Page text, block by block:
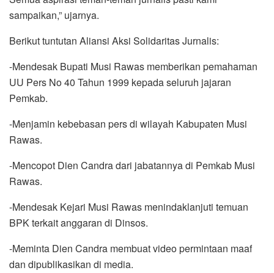
sampaikan,” ujarnya.
Berikut tuntutan Aliansi Aksi Solidaritas Jurnalis:
-Mendesak Bupati Musi Rawas memberikan pemahaman
UU Pers No 40 Tahun 1999 kepada seluruh jajaran
Pemkab.
-Menjamin kebebasan pers di wilayah Kabupaten Musi
Rawas.
-Mencopot Dien Candra dari jabatannya di Pemkab Musi
Rawas.
-Mendesak Kejari Musi Rawas menindaklanjuti temuan
BPK terkait anggaran di Dinsos.
-Meminta Dien Candra membuat video permintaan maaf
dan dipublikasikan di media.